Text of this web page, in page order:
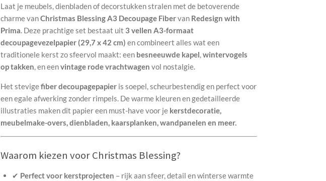
Laat je meubels, dienbladen of decorstukken stralen met de betoverende
charme vanChristmas Blessing A3 Decoupage Fibervan Redesign with
Prima. Deze prachtige set bestaat uit 3 vellen A3-formaat
decoupagevezelpapier (29,7 x 42 cm) en combineert alles wat een
traditionele kerst zo sfeervol maakt: een besneeuwde kapel,wintervogels
op takken, en eenvintage rode vrachtwagen vol nostalgie.
Het stevigefiber decoupagepapier is soepel, scheurbestendig en perfect voor
een egale afwerking zonder rimpels. De warme kleuren en gedetailleerde
illustraties maken dit papier een must-have voor je kerstdecoratie,
meubelmake-overs, dienbladen, kaarsplanken, wandpanelen en meer.
Waarom kiezen voor Christmas Blessing?
✔ Perfect voor kerstprojecten – rijk aan sfeer, detail en winterse warmte